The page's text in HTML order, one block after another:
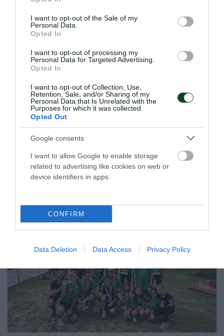
use your data for below specified purposes in below Google
consent section.
I want to opt-out of the Sale of my
Personal Data.
Opted In
I want to opt-out of processing my
Personal Data for Targeted Advertising.
Opted In
I want to opt-out of Collection, Use,
Retention, Sale, and/or Sharing of my
Personal Data that Is Unrelated with the
Purposes for which it was collected.
Opted Out
Google consents
I want to allow Google to enable storage
related to advertising like cookies on web or
device identifiers in apps.
CONFIRM
Data Deletion Data Access Privacy Policy
Πράσινη παρουσία στον Καναδά!
Ο Γεώργιος Κουίνης εκπροσώπησε τον Παναθηναϊκό στο
Bracebridge Olympic Triathlon στο Οντάριο.